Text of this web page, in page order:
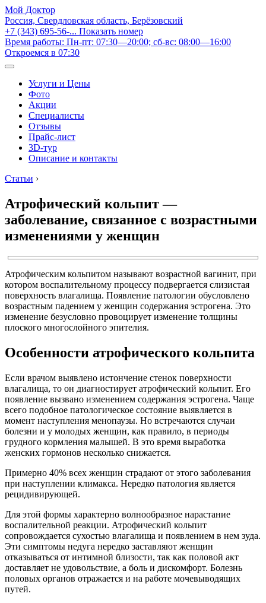
Мой Доктор
Россия, Свердловская область, Берёзовский
+7 (343) 695-56-... Показать номер
Время работы: Пн-пт: 07:30—20:00; сб-вс: 08:00—16:00
Откроемся в 07:30
Услуги и Цены
Фото
Акции
Специалисты
Отзывы
Прайс-лист
3D-тур
Описание и контакты
Статьи ›
Атрофический кольпит —
заболевание, связанное с возрастными
изменениями у женщин
Атрофическим кольпитом называют возрастной вагинит, при
котором воспалительному процессу подвергается слизистая
поверхность влагалища. Появление патологии обусловлено
возрастным падением у женщин содержания эстрогена. Это
изменение безусловно провоцирует изменение толщины
плоского многослойного эпителия.
Особенности атрофического кольпита
Если врачом выявлено истончение стенок поверхности
влагалища, то он диагностирует атрофический кольпит. Его
появление вызвано изменением содержания эстрогена. Чаще
всего подобное патологическое состояние выявляется в
момент наступления менопаузы. Но встречаются случаи
болезни и у молодых женщин, как правило, в периоды
грудного кормления малышей. В это время выработка
женских гормонов несколько снижается.
Примерно 40% всех женщин страдают от этого заболевания
при наступлении климакса. Нередко патология является
рецидивирующей.
Для этой формы характерно волнообразное нарастание
воспалительной реакции. Атрофический кольпит
сопровождается сухостью влагалища и появлением в нем зуда.
Эти симптомы недуга нередко заставляют женщин
отказываться от интимной близости, так как половой акт
доставляет не удовольствие, а боль и дискомфорт. Болезнь
половых органов отражается и на работе мочевыводящих
путей.